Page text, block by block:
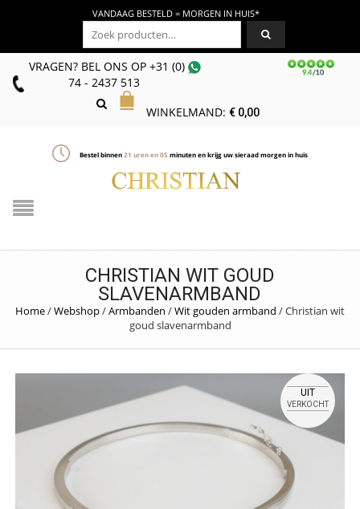
VANDAAG BESTELD = MORGEN IN HUIS*
Zoeken naar:
VRAGEN? BEL ONS OP+31 (0)
74 - 2437 513
WINKELMAND: €0,00
Bestel binnen21 uren en05 minuten en krijg uw sieraad morgen in huis
CHRISTIAN WIT GOUD
SLAVENARMBAND
Home/Webshop/Armbanden /Wit gouden armband /Christian wit
goud slavenarmband
UIT
VERKOCHT